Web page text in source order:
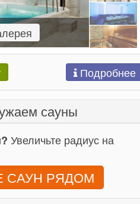
Подробнее
сауны
Увеличьте радиус на
САУН РЯДОМ